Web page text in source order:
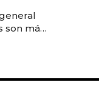
son más